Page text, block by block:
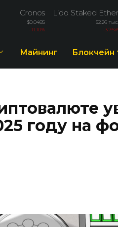
Cronos
$0.0485
-11.10%
Lido Staked Ether
$2.26 тыс.
-3.76%
Майнинг Блокчейн
году на